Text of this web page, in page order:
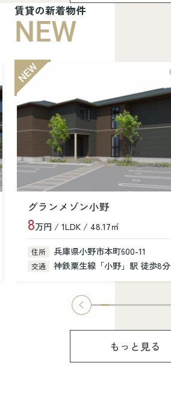
賃貸の新着物件
NEW
グランメゾン小野
8万円 / 1LDK / 48.17㎡
住所 兵庫県小野市本町600-11
交通 神鉄粟生線「小野」駅 徒歩8分
もっと見る